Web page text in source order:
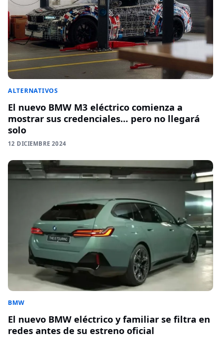
ALTERNATIVOS
El nuevo BMW M3 eléctrico comienza a
mostrar sus credenciales… pero no llegará
solo
12 DICIEMBRE 2024
BMW
El nuevo BMW eléctrico y familiar se filtra en
redes antes de su estreno oficial